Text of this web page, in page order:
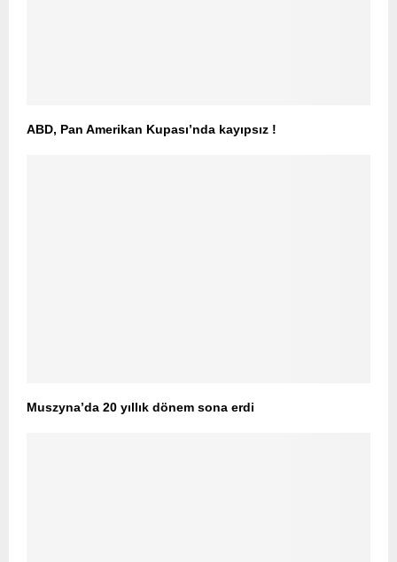
ABD, Pan Amerikan Kupası’nda kayıpsız !
Muszyna’da 20 yıllık dönem sona erdi